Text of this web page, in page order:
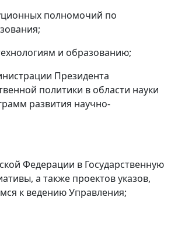
полномочий по
и образованию;
Президента
политики в области науки
развития научно-
Федерации в Государственную
а также проектов указов,
к ведению Управления;